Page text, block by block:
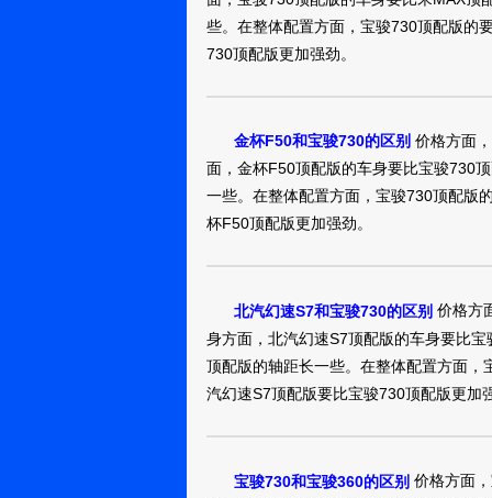
霸天虎i193fa
裸车提车价：10.88万
匿名用户
宝骏7302016款
裸车提车价：6.98万
购车时间：2018年3月
裸车提车价：9.98万
购车时间：2018年3月
购车时间：2018年2月
些。在整体配置方面，宝骏730顶配版的
730顶配版更加强劲。
金杯F50和宝骏730的区别 价格方面
面，金杯F50顶配版的车身要比宝骏730
一些。在整体配置方面，宝骏730顶配版
杯F50顶配版更加强劲。
北汽幻速S7和宝骏730的区别 价格方
身方面，北汽幻速S7顶配版的车身要比
顶配版的轴距长一些。在整体配置方面
汽幻速S7顶配版要比宝骏730顶配版更加
宝骏730和宝骏360的区别 价格方面